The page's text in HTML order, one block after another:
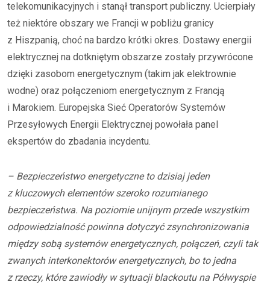
telekomunikacyjnych i stanął transport publiczny. Ucierpiały
też niektóre obszary we Francji w pobliżu granicy
z Hiszpanią, choć na bardzo krótki okres. Dostawy energii
elektrycznej na dotkniętym obszarze zostały przywrócone
dzięki zasobom energetycznym (takim jak elektrownie
wodne) oraz połączeniom energetycznym z Francją
i Marokiem. Europejska Sieć Operatorów Systemów
Przesyłowych Energii Elektrycznej powołała panel
ekspertów do zbadania incydentu.
– Bezpieczeństwo energetyczne to dzisiaj jeden
z kluczowych elementów szeroko rozumianego
bezpieczeństwa. Na poziomie unijnym przede wszystkim
odpowiedzialność powinna dotyczyć zsynchronizowania
między sobą systemów energetycznych, połączeń, czyli tak
zwanych interkonektorów energetycznych, bo to jedna
z rzeczy, które zawiodły w sytuacji blackoutu na Półwyspie